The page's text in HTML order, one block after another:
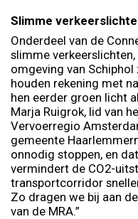
Slimme
Onderdeel van de
slimme verkeerslichten,
omgeving van Schiphol
houden rekening met
hen eerder groen licht
Marja Ruigrok, lid van
Vervoerregio
gemeente
onnodig stoppen, en
vermindert de CO2-
transportcorridor
Zo dragen we bij aan
van de MRA.”